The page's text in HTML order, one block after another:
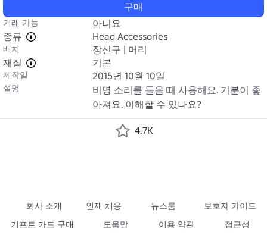
구매
거래 가능
아니요
종류
Head Accessories
배치
장신구 | 머리
재질
기본
제작일 2015년 10월 10일
설명
비명 소리를 들을 때 사용해요. 기분이 좋
아져요. 이해할 수 있나요?
4.7K
회사 소개 인재 채용 뉴스룸
보호자 가이드
기프트 카드 구매
도움말 이용 약관 접근성